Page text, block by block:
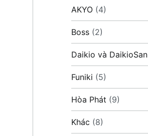
AKYO (4)
Boss (2)
Daikio và DaikioSan
Funiki (5)
Hòa Phát (9)
Khác (8)